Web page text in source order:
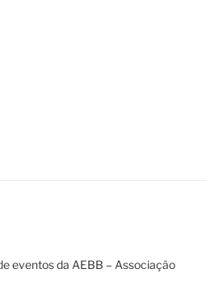
eventos da AEBB – Associação